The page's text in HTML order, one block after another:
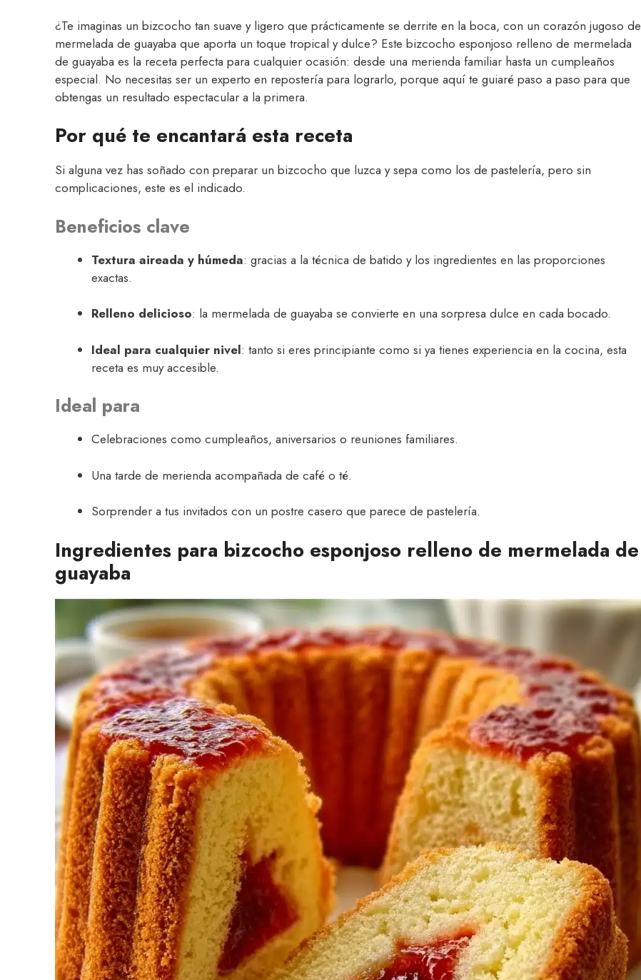
¿Te imaginas un bizcocho tan suave y ligero que prácticamente se derrite en la boca, con un corazón jugoso de
mermelada de guayaba que aporta un toque tropical y dulce? Este bizcocho esponjoso relleno de mermelada
de guayaba es la receta perfecta para cualquier ocasión: desde una merienda familiar hasta un cumpleaños
especial. No necesitas ser un experto en repostería para lograrlo, porque aquí te guiaré paso a paso para que
obtengas un resultado espectacular a la primera.
Por qué te encantará esta receta
Si alguna vez has soñado con preparar un bizcocho que luzca y sepa como los de pastelería, pero sin
complicaciones, este es el indicado.
Beneficios clave
Textura aireada y húmeda: gracias a la técnica de batido y los ingredientes en las proporciones
exactas.
Relleno delicioso: la mermelada de guayaba se convierte en una sorpresa dulce en cada bocado.
Ideal para cualquier nivel: tanto si eres principiante como si ya tienes experiencia en la cocina, esta
receta es muy accesible.
Ideal para
Celebraciones como cumpleaños, aniversarios o reuniones familiares.
Una tarde de merienda acompañada de café o té.
Sorprender a tus invitados con un postre casero que parece de pastelería.
Ingredientes para bizcocho esponjoso relleno de mermelada de
guayaba